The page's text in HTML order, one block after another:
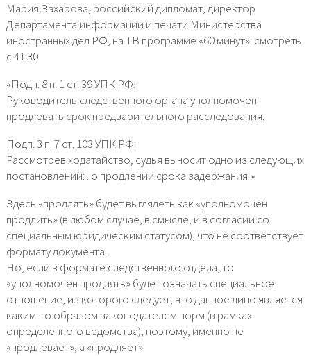
Мария Захарова, российский дипломат, директор
Департамента информации и печати Министерства
иностранных дел РФ, на ТВ программе «60 минут»: смотреть
с 41:30
«Подп. 8 п. 1 ст. 39 УПК РФ:
Руководитель следственного органа уполномочен
продлевать срок предварительного расследования.
Подп. 3 п. 7 ст. 103 УПК РФ:
Рассмотрев ходатайство, судья выносит одно из следующих
постановлений: . о продлении срока задержания.»
Здесь «продлять» будет выглядеть как «уполномочен
продлить» (в любом случае, в смысле, и в согласии со
специальным юридическим статусом), что не соответствует
формату документа.
Но, если в формате следственного отдела, то
«уполномочен продлять» будет означать специальное
отношение, из которого следует, что данное лицо является
каким-то образом законодателем норм (в рамках
определенного ведомства), поэтому, именно не
«продлевает», а «продляет».